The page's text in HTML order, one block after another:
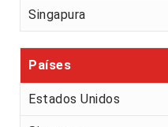
Singapura
Países
Estados Unidos